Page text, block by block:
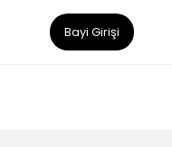
Bayi Girişi